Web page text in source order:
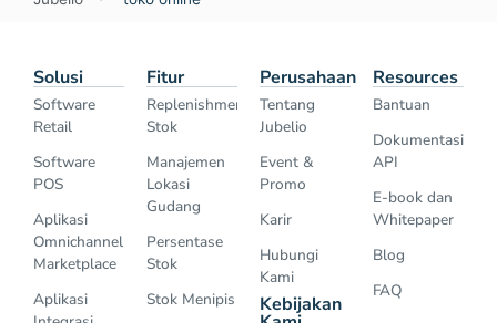
Solusi
Software
Retail
Software
POS
Aplikasi
Omnichannel
Marketplace
Aplikasi
Fitur
Replenishment
Stok
Manajemen
Lokasi
Gudang
Persentase
Stok
Stok Menipis
Perusahaan
Tentang
Jubelio
Event &
Promo
Karir
Hubungi
Kami
Kebijakan
Resources
Bantuan
Dokumentasi
API
E-book dan
Whitepaper
Blog
FAQ